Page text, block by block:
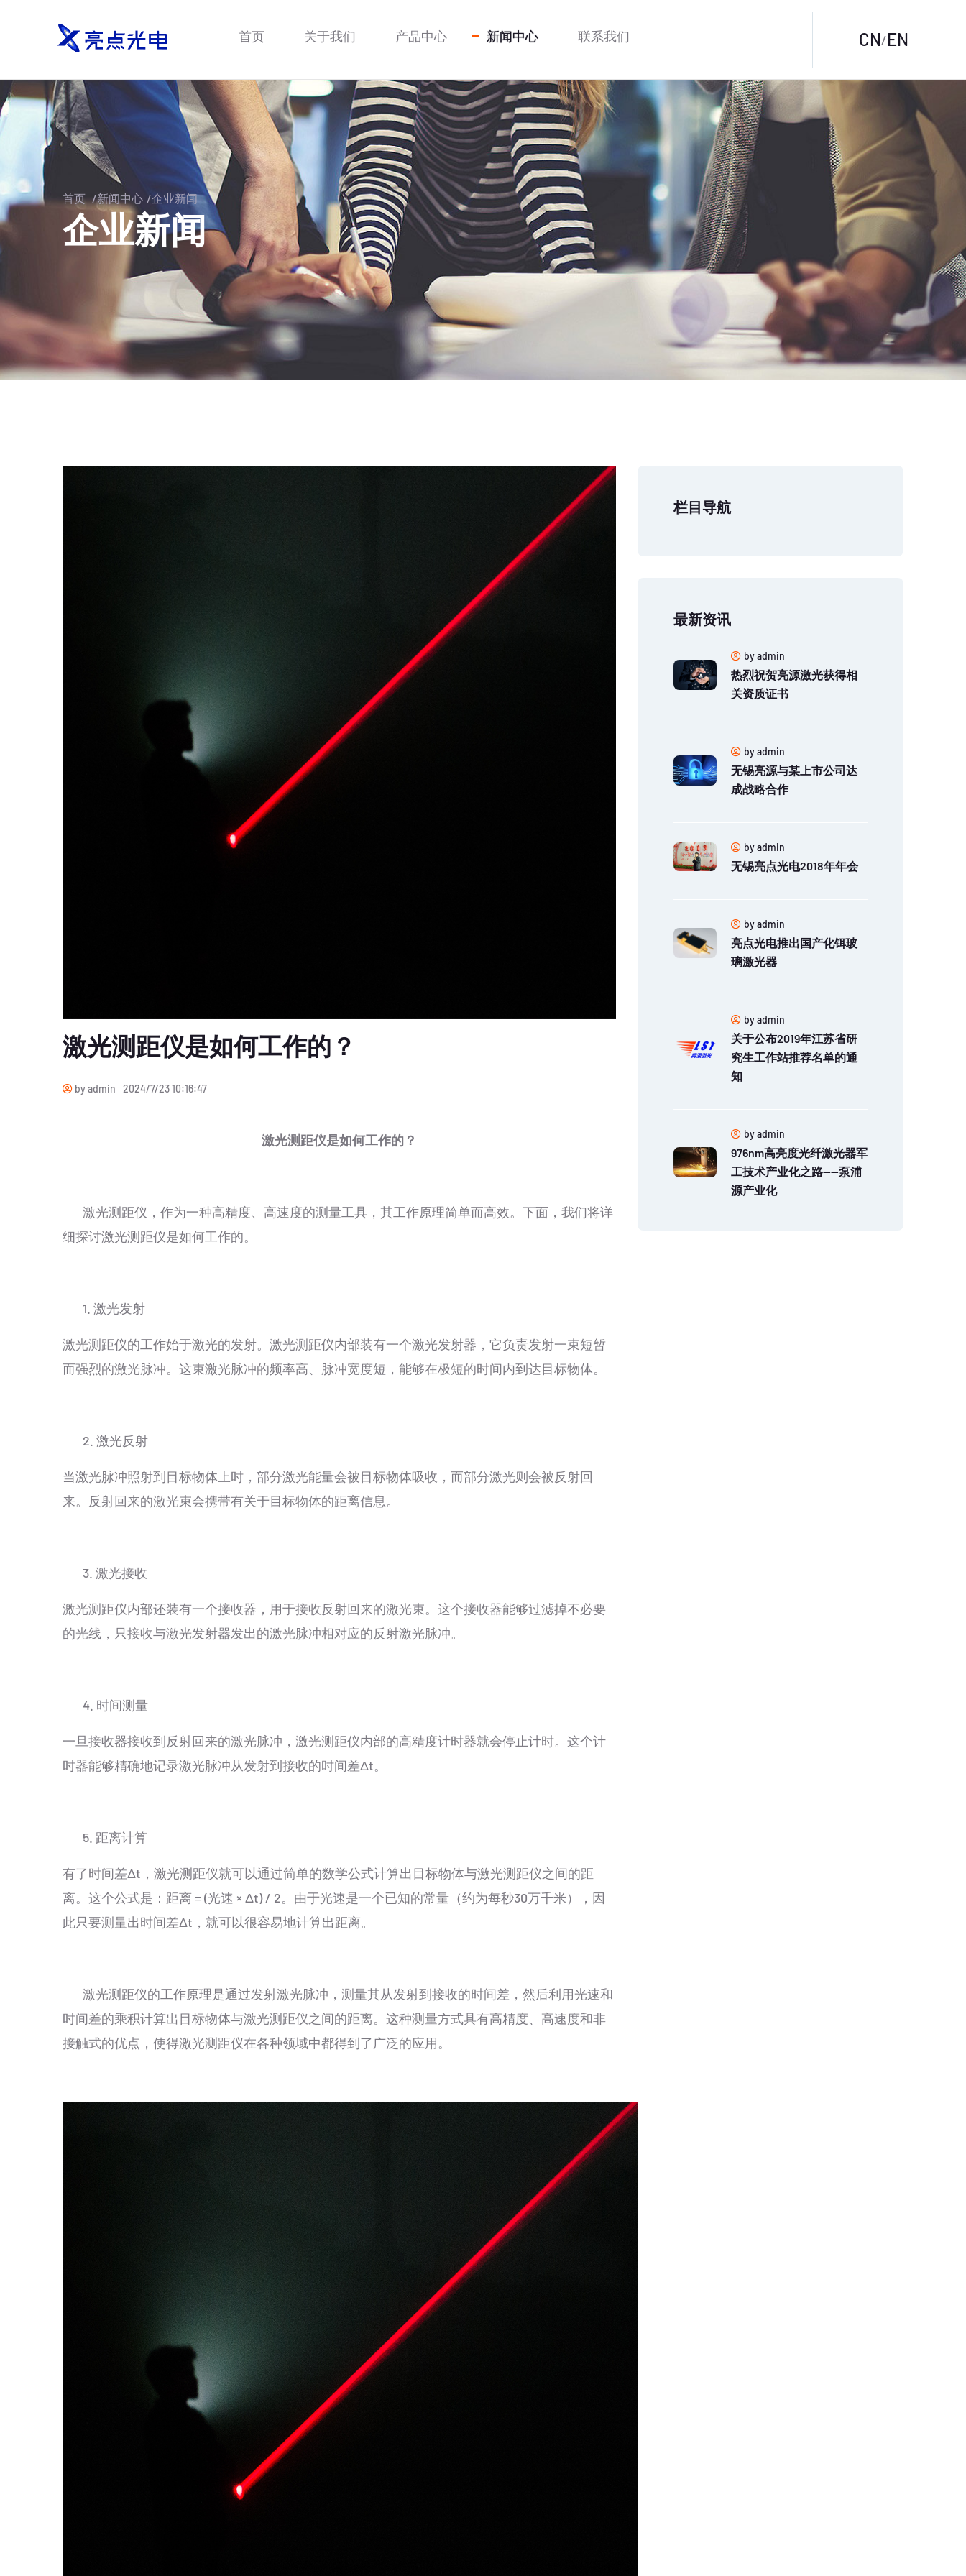
首页 关于我们 产品中心 新闻中心 联系我们 CN/EN
首页 /新闻中心 /企业新闻
企业新闻
激光测距仪是如何工作的？
by admin 2024/7/23 10:16:47
激光测距仪是如何工作的？
激光测距仪，作为一种高精度、高速度的测量工具，其工作原理简单而高效。下面，我们将详
细探讨激光测距仪是如何工作的。
1. 激光发射
激光测距仪的工作始于激光的发射。激光测距仪内部装有一个激光发射器，它负责发射一束短暂
而强烈的激光脉冲。这束激光脉冲的频率高、脉冲宽度短，能够在极短的时间内到达目标物体。
2. 激光反射
当激光脉冲照射到目标物体上时，部分激光能量会被目标物体吸收，而部分激光则会被反射回
来。反射回来的激光束会携带有关于目标物体的距离信息。
3. 激光接收
激光测距仪内部还装有一个接收器，用于接收反射回来的激光束。这个接收器能够过滤掉不必要
的光线，只接收与激光发射器发出的激光脉冲相对应的反射激光脉冲。
4. 时间测量
一旦接收器接收到反射回来的激光脉冲，激光测距仪内部的高精度计时器就会停止计时。这个计
时器能够精确地记录激光脉冲从发射到接收的时间差Δt。
5. 距离计算
有了时间差Δt，激光测距仪就可以通过简单的数学公式计算出目标物体与激光测距仪之间的距
离。这个公式是：距离 = (光速 × Δt) / 2。由于光速是一个已知的常量（约为每秒30万千米），因
此只要测量出时间差Δt，就可以很容易地计算出距离。
激光测距仪的工作原理是通过发射激光脉冲，测量其从发射到接收的时间差，然后利用光速和
时间差的乘积计算出目标物体与激光测距仪之间的距离。这种测量方式具有高精度、高速度和非
接触式的优点，使得激光测距仪在各种领域中都得到了广泛的应用。
栏目导航
最新资讯
by admin
热烈祝贺亮源激光获得相
关资质证书
by admin
无锡亮源与某上市公司达
成战略合作
by admin
无锡亮点光电2018年年会
by admin
亮点光电推出国产化铒玻
璃激光器
by admin
关于公布2019年江苏省研
究生工作站推荐名单的通
知
by admin
976nm高亮度光纤激光器军
工技术产业化之路——泵浦
源产业化